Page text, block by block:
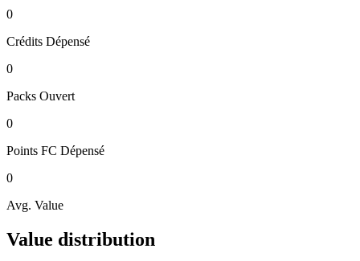
0
Crédits Dépensé
0
Packs Ouvert
0
Points FC Dépensé
0
Avg. Value
Value distribution